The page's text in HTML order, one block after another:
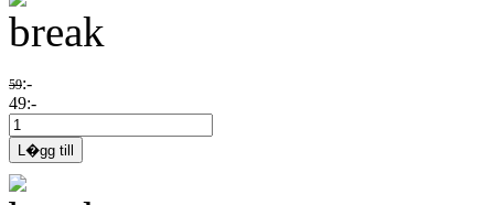
59:-
49:-